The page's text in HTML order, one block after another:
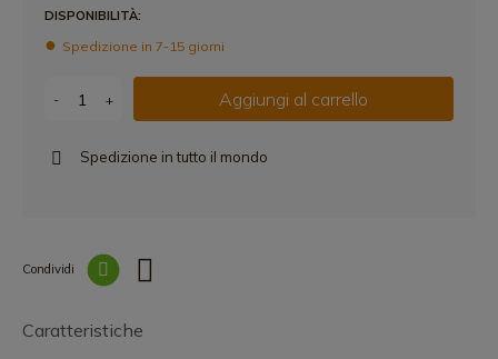
DISPONIBILITÀ:
Spedizione in 7-15 giorni
- + Aggiungi al carrello
Spedizione in tutto il mondo
Condividi
Caratteristiche